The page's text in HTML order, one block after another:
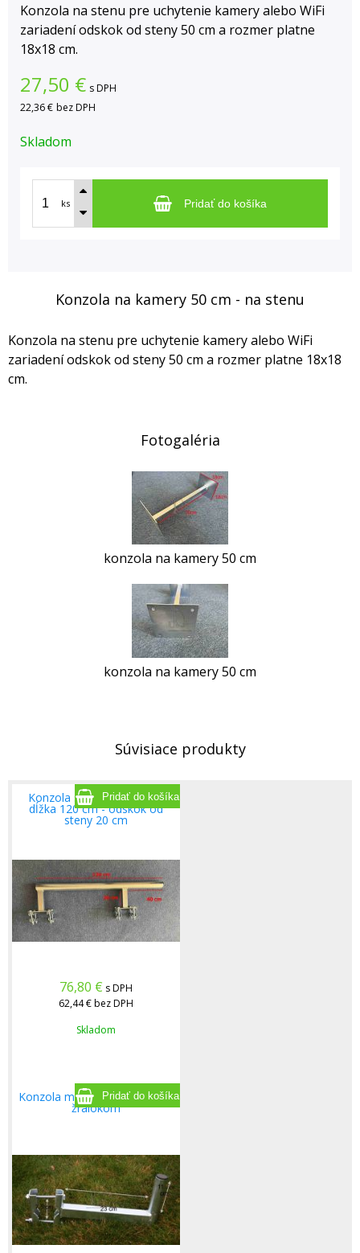
Konzola na stenu pre uchytenie kamery alebo WiFi
zariadení odskok od steny 50 cm a rozmer platne
18x18 cm.
27,50 € s DPH
22,36 € bez DPH
Skladom
ks Pridať do košíka
Konzola na kamery 50 cm - na stenu
Konzola na stenu pre uchytenie kamery alebo WiFi
zariadení odskok od steny 50 cm a rozmer platne 18x18
cm.
Fotogaléria
konzola na kamery 50 cm
konzola na kamery 50 cm
Súvisiace produkty
Konzola stožiarová PROFI
dĺžka 120 cm - odskok od
steny 20 cm
76,80 € s DPH
62,44 €bez DPH
Skladom
Konzola mala horizontalna zo
žralokom